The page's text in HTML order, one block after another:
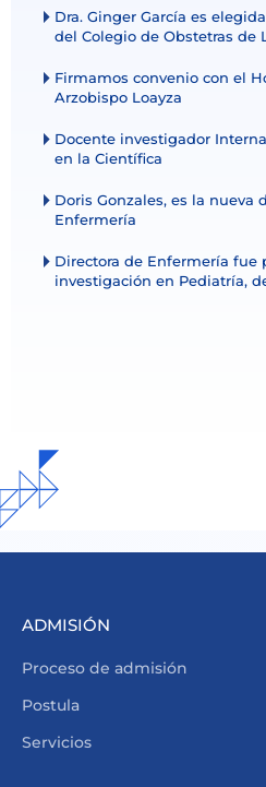
Dra. Ginger García es
del Colegio de Obstetras de
Firmamos convenio con el
Arzobispo Loayza
Docente investigador
en la Científica
Doris Gonzales, es la nueva
Enfermería
Directora de Enfermería fue
investigación en Pediatría,
ADMISIÓN
Proceso de admisión
Postula
Servicios